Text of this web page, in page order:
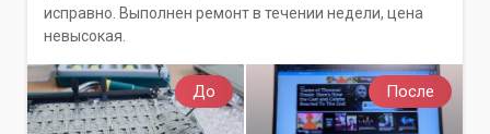
До После
исправно. Выполнен ремонт в течении недели, цена
невысокая.